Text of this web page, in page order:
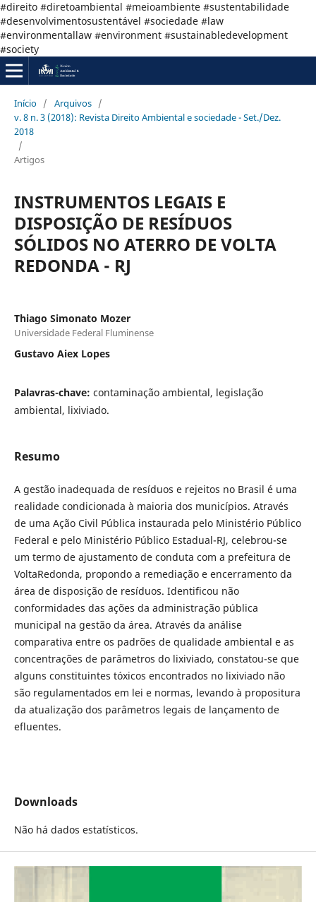
#direito #diretoambiental #meioambiente #sustentabilidade
#desenvolvimentosustentável #sociedade #law
#environmentallaw #environment #sustainabledevelopment
#society
Início / Arquivos /
v. 8 n. 3 (2018): Revista Direito Ambiental e sociedade - Set./Dez.
2018
/
Artigos
INSTRUMENTOS LEGAIS E
DISPOSIÇÃO DE RESÍDUOS
SÓLIDOS NO ATERRO DE VOLTA
REDONDA - RJ
Thiago Simonato Mozer
Universidade Federal Fluminense
Gustavo Aiex Lopes
Palavras-chave: contaminação ambiental, legislação
ambiental, lixiviado.
Resumo
A gestão inadequada de resíduos e rejeitos no Brasil é uma
realidade condicionada à maioria dos municípios. Através
de uma Ação Civil Pública instaurada pelo Ministério Público
Federal e pelo Ministério Público Estadual-RJ, celebrou-se
um termo de ajustamento de conduta com a prefeitura de
VoltaRedonda, propondo a remediação e encerramento da
área de disposição de resíduos. Identificou não
conformidades das ações da administração pública
municipal na gestão da área. Através da análise
comparativa entre os padrões de qualidade ambiental e as
concentrações de parâmetros do lixiviado, constatou-se que
alguns constituintes tóxicos encontrados no lixiviado não
são regulamentados em lei e normas, levando à propositura
da atualização dos parâmetros legais de lançamento de
efluentes.
Downloads
Não há dados estatísticos.